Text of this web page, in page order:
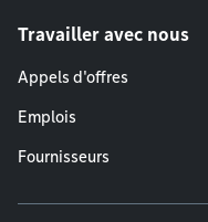
Travailler avec nous
Appels d'offres
Emplois
Fournisseurs